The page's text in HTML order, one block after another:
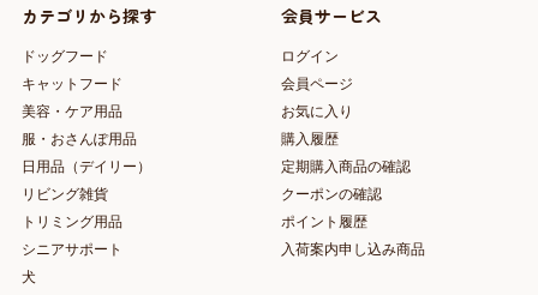
カテゴリから探す
ドッグフード
キャットフード
美容・ケア用品
服・おさんぽ用品
日用品（デイリー）
リビング雑貨
トリミング用品
シニアサポート
犬
会員サービス
ログイン
会員ページ
お気に入り
購入履歴
定期購入商品の確認
クーポンの確認
ポイント履歴
入荷案内申し込み商品